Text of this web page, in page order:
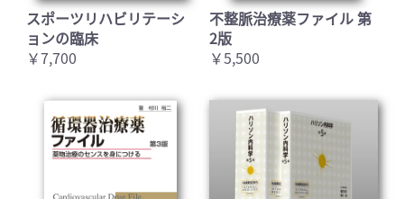
スポーツリハビリテーシ
ョンの臨床
￥7,700
不整脈治療薬ファイル 第
2版
￥5,500